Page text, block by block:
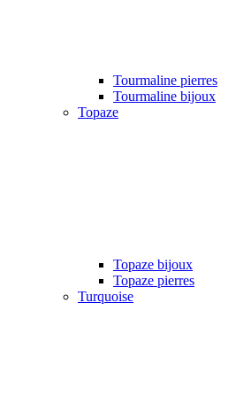
Tourmaline pierres
Tourmaline bijoux
Topaze
Topaze bijoux
Topaze pierres
Turquoise